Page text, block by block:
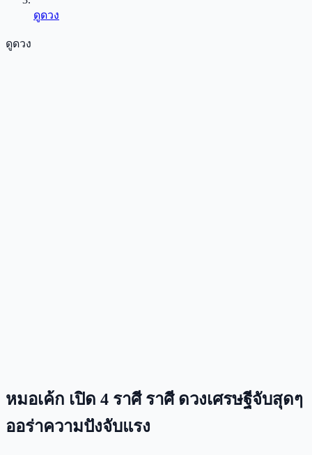
ดูดวง
ดูดวง
หมอเค้ก เปิด 4 ราศี ราศี ดวงเศรษฐีจับสุดๆ
ออร่าความปังจับแรง